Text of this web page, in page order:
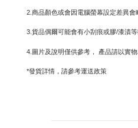
2.商品顏色或會因電腦螢幕設定差異會
3.貨品偶爾可能會有小刮痕或膠/漆漬
4.圖片及說明僅供參考， 產品請以實
*發貨詳情，請參考運送政策